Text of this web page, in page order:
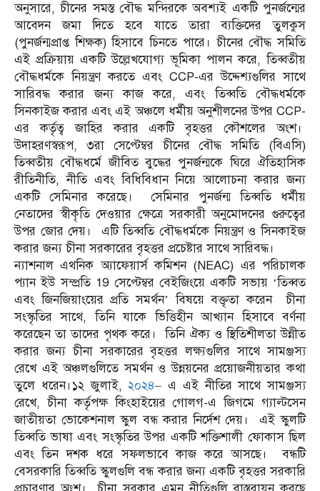
অনুসারে, চীনের সমস্ত বৌদ্ধ মন্দিরকে অবশ্যই একটি পুনর্জন্মের
আবেদন জমা দিতে হবে যাতে তারা ব্যক্তিদের তুলকুস
(পুনর্জন্মপ্রাপ্ত শিক্ষক) হিসাবে চিনতে পারে। চীনের বৌদ্ধ সমিতি
এই প্রক্রিয়ায় একটি উল্লেখযোগ্য ভূমিকা পালন করে, তিব্বতীয়
বৌদ্ধধর্মকে নিয়ন্ত্রণ করতে এবং CCP-এর উদ্দেশ্যগুলির সাথে
সারিবদ্ধ করার জন্য কাজ করে, এবং তিব্বতি বৌদ্ধধর্মকে
সিনকাইজ করার এবং এই অঞ্চলে ধর্মীয় অনুশীলনের উপর CCP-
এর কর্তৃত্ব জাহির করার একটি বৃহত্তর কৌশলের অংশ।
উদাহরণস্বরূপ, ৩রা সেপ্টেম্বর চীনের বৌদ্ধ সমিতি (বিএসি)
তিব্বতীয় বৌদ্ধধর্মে জীবিত বুদ্ধের পুনর্জন্মকে ঘিরে ঐতিহাসিক
রীতিনীতি, নীতি এবং বিধিবিধান নিয়ে আলোচনা করার জন্য
একটি সেমিনার করেছে। সেমিনার পুনর্জন্ম তিব্বতি ধর্মীয়
নেতাদের স্বীকৃতি দেওয়ার ক্ষেত্রে সরকারী অনুমোদনের গুরুত্বের
উপর জোর দেয়। এটি তিব্বতি বৌদ্ধধর্মকে নিয়ন্ত্রণ ও সিনকাইজ
করার জন্য চীনা সরকারের বৃহত্তর প্রচেষ্টার সাথে সারিবদ্ধ।
ন্যাশনাল এথনিক অ্যাফেয়ার্স কমিশন (NEAC) এর পরিচালক
প্যান ইউ সম্প্রতি 19 সেপ্টেম্বর বেইজিংয়ে একটি সভায় ‘তিব্বত
এবং জিনজিয়াংয়ের প্রতি সমর্থন’ বিষয়ে বক্তৃতা করেন চীনা
সংস্কৃতির সাথে, তিনি যাকে ভিত্তিহীন আখ্যান হিসাবে বর্ণনা
করেছেন তা তাদের পৃথক করে। তিনি ঐক্য ও স্থিতিশীলতা উন্নীত
করার জন্য চীনা সরকারের বৃহত্তর লক্ষ্যগুলির সাথে সামঞ্জস্য
রেখে এই অঞ্চলগুলিতে সমর্থন ও উন্নয়নের প্রয়োজনীয়তার কথা
তুলে ধরেন।১২ জুলাই,২০২৪– এ এই নীতির সাথে সামঞ্জস্য
রেখে, চীনা কর্তৃপক্ষ কিংহাইয়ের গোলগ-এ জিগমে গ্যাল্টসেন
জাতীয়তা ভোকেশনাল স্কুল বন্ধ করার নির্দেশ দেয়। এই স্কুলটি
তিব্বতি ভাষা এবং সংস্কৃতির উপর একটি শক্তিশালী ফোকাস ছিল
এবং তিন দশক ধরে সফলভাবে কাজ করে আসছে। বন্ধটি
বেসরকারি তিব্বতি স্কুলগুলি বন্ধ করার জন্য একটি বৃহত্তর সরকারি